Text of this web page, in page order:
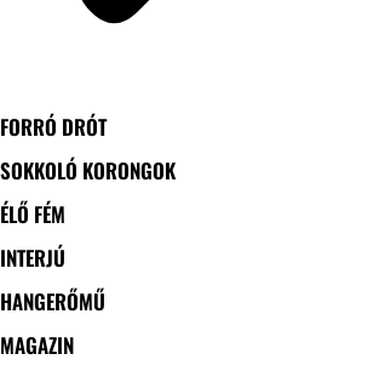
FORRÓ DRÓT
SOKKOLÓ KORONGOK
ÉLŐ FÉM
INTERJÚ
HANGERŐMŰ
MAGAZIN